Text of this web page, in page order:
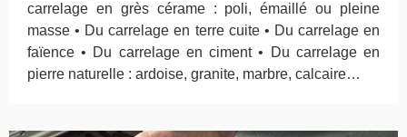
carrelage en grès cérame : poli, émaillé ou pleine
masse • Du carrelage en terre cuite • Du carrelage en
faïence • Du carrelage en ciment • Du carrelage en
pierre naturelle : ardoise, granite, marbre, calcaire…